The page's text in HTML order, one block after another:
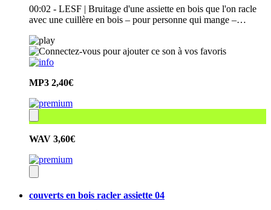
00:02 - LESF | Bruitage d'une assiette en bois que l'on racle
avec une cuillère en bois – pour personne qui mange –…
MP3 2,40€
WAV 3,60€
couverts en bois racler assiette 04